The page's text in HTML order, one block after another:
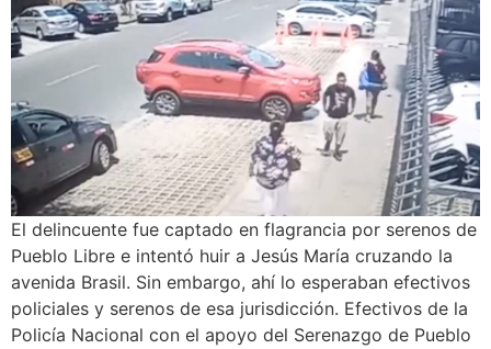
El delincuente fue captado en flagrancia por serenos de
Pueblo Libre e intentó huir a Jesús María cruzando la
avenida Brasil. Sin embargo, ahí lo esperaban efectivos
policiales y serenos de esa jurisdicción. Efectivos de la
Policía Nacional con el apoyo del Serenazgo de Pueblo